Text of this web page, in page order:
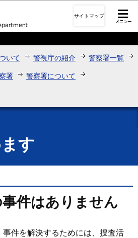
ージの本文へ移動
サイトマップ
いて 警視庁の紹介 警察署一覧
署 警察署について
す
件はありません
件を解決するためには、捜査活